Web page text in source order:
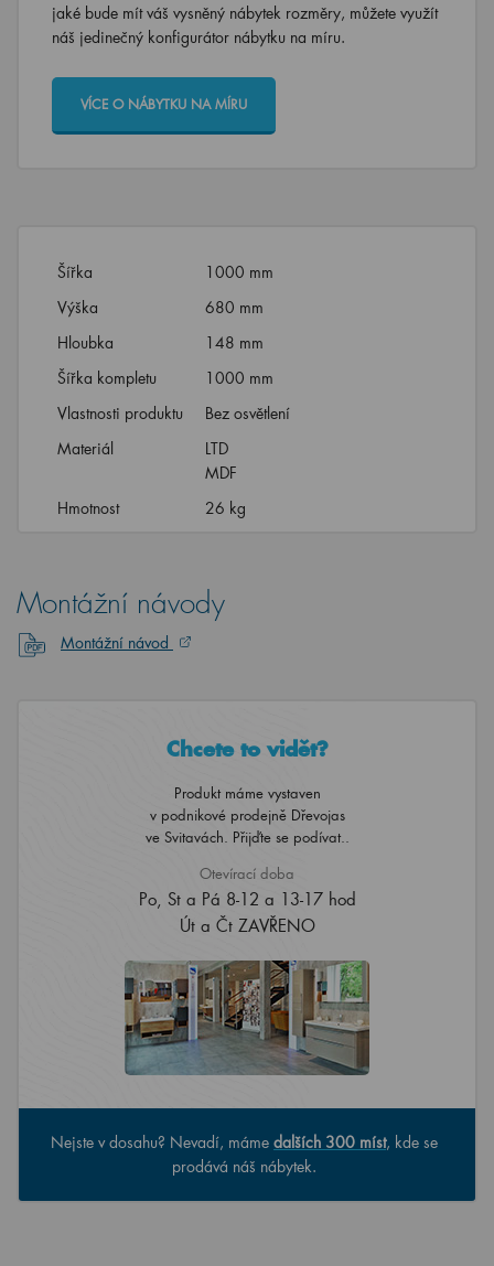
jaké bude mít váš vysněný nábytek rozměry, můžete využít
náš jedinečný konfigurátor nábytku na míru.
VÍCE O NÁBYTKU NA MÍRU
Šířka
1000 mm
Výška
680 mm
Hloubka
148 mm
Šířka kompletu
1000 mm
Vlastnosti produktu
Bez osvětlení
Materiál
LTD
MDF
Hmotnost
26 kg
Montážní návody
Montážní návod
Chcete to vidět?
Produkt máme vystaven
v podnikové prodejně Dřevojas
ve Svitavách. Přijďte se podívat..
Otevírací doba
Po, St a Pá 8-12 a 13-17 hod
Út a Čt ZAVŘENO
Nejste v dosahu? Nevadí, máme dalších 300 míst, kde se
prodává náš nábytek.